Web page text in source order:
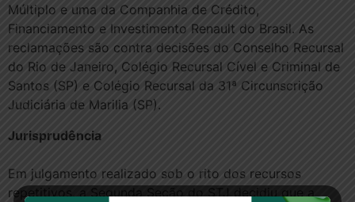
Múltiplo e uma da Companhia de Crédito,
Financiamento e Investimento Renault do Brasil. As
reclamações são contra decisões do Conselho Recursal
do Rio de Janeiro, Colégio Recursal Cível e Criminal de
Santos (SP) e Colégio Recursal da 31ª Circunscrição
Judiciária de Marilia (SP).
Jurisprudência
Em julgamento realizado sob o rito dos recursos
repetitivos, a Segunda Seção do STJ decidiu que a